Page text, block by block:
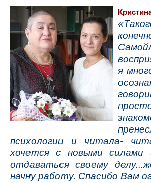
я
психологии и читала-
хочется с новыми
отдаваться своему
начну работу. Спасибо Вам